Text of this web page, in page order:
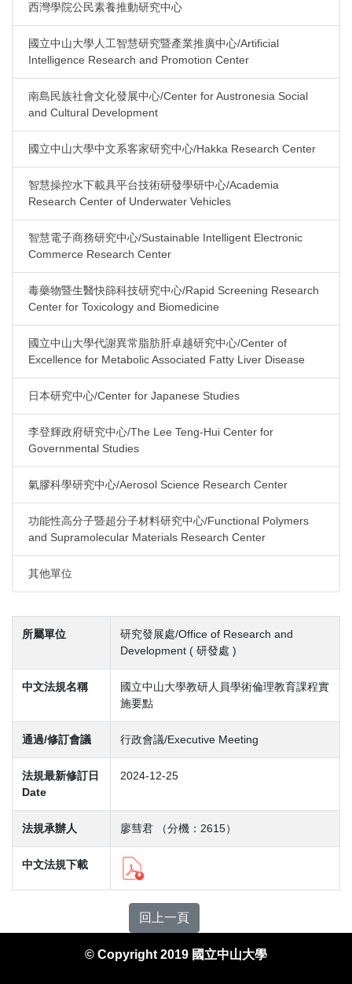
西灣學院公民素養推動研究中心
國立中山大學人工智慧研究暨產業推廣中心/Artificial
Intelligence Research and Promotion Center
南島民族社會文化發展中心/Center for Austronesia Social
and Cultural Development
國立中山大學中文系客家研究中心/Hakka Research Center
智慧操控水下載具平台技術研發學研中心/Academia
Research Center of Underwater Vehicles
智慧電子商務研究中心/Sustainable Intelligent Electronic
Commerce Research Center
毒藥物暨生醫快篩科技研究中心/Rapid Screening Research
Center for Toxicology and Biomedicine
國立中山大學代謝異常脂肪肝卓越研究中心/Center of
Excellence for Metabolic Associated Fatty Liver Disease
日本研究中心/Center for Japanese Studies
李登輝政府研究中心/The Lee Teng-Hui Center for
Governmental Studies
氣膠科學研究中心/Aerosol Science Research Center
功能性高分子暨超分子材料研究中心/Functional Polymers
and Supramolecular Materials Research Center
其他單位
所屬單位
研究發展處/Office of Research and
Development ( 研發處 )
中文法規名稱
國立中山大學教研人員學術倫理教育課程實
施要點
通過/修訂會議 行政會議/Executive Meeting
法規最新修訂日
Date
2024-12-25
法規承辦人 廖彗君 （分機：2615）
中文法規下載
回上一頁
© Copyright 2019 國立中山大學